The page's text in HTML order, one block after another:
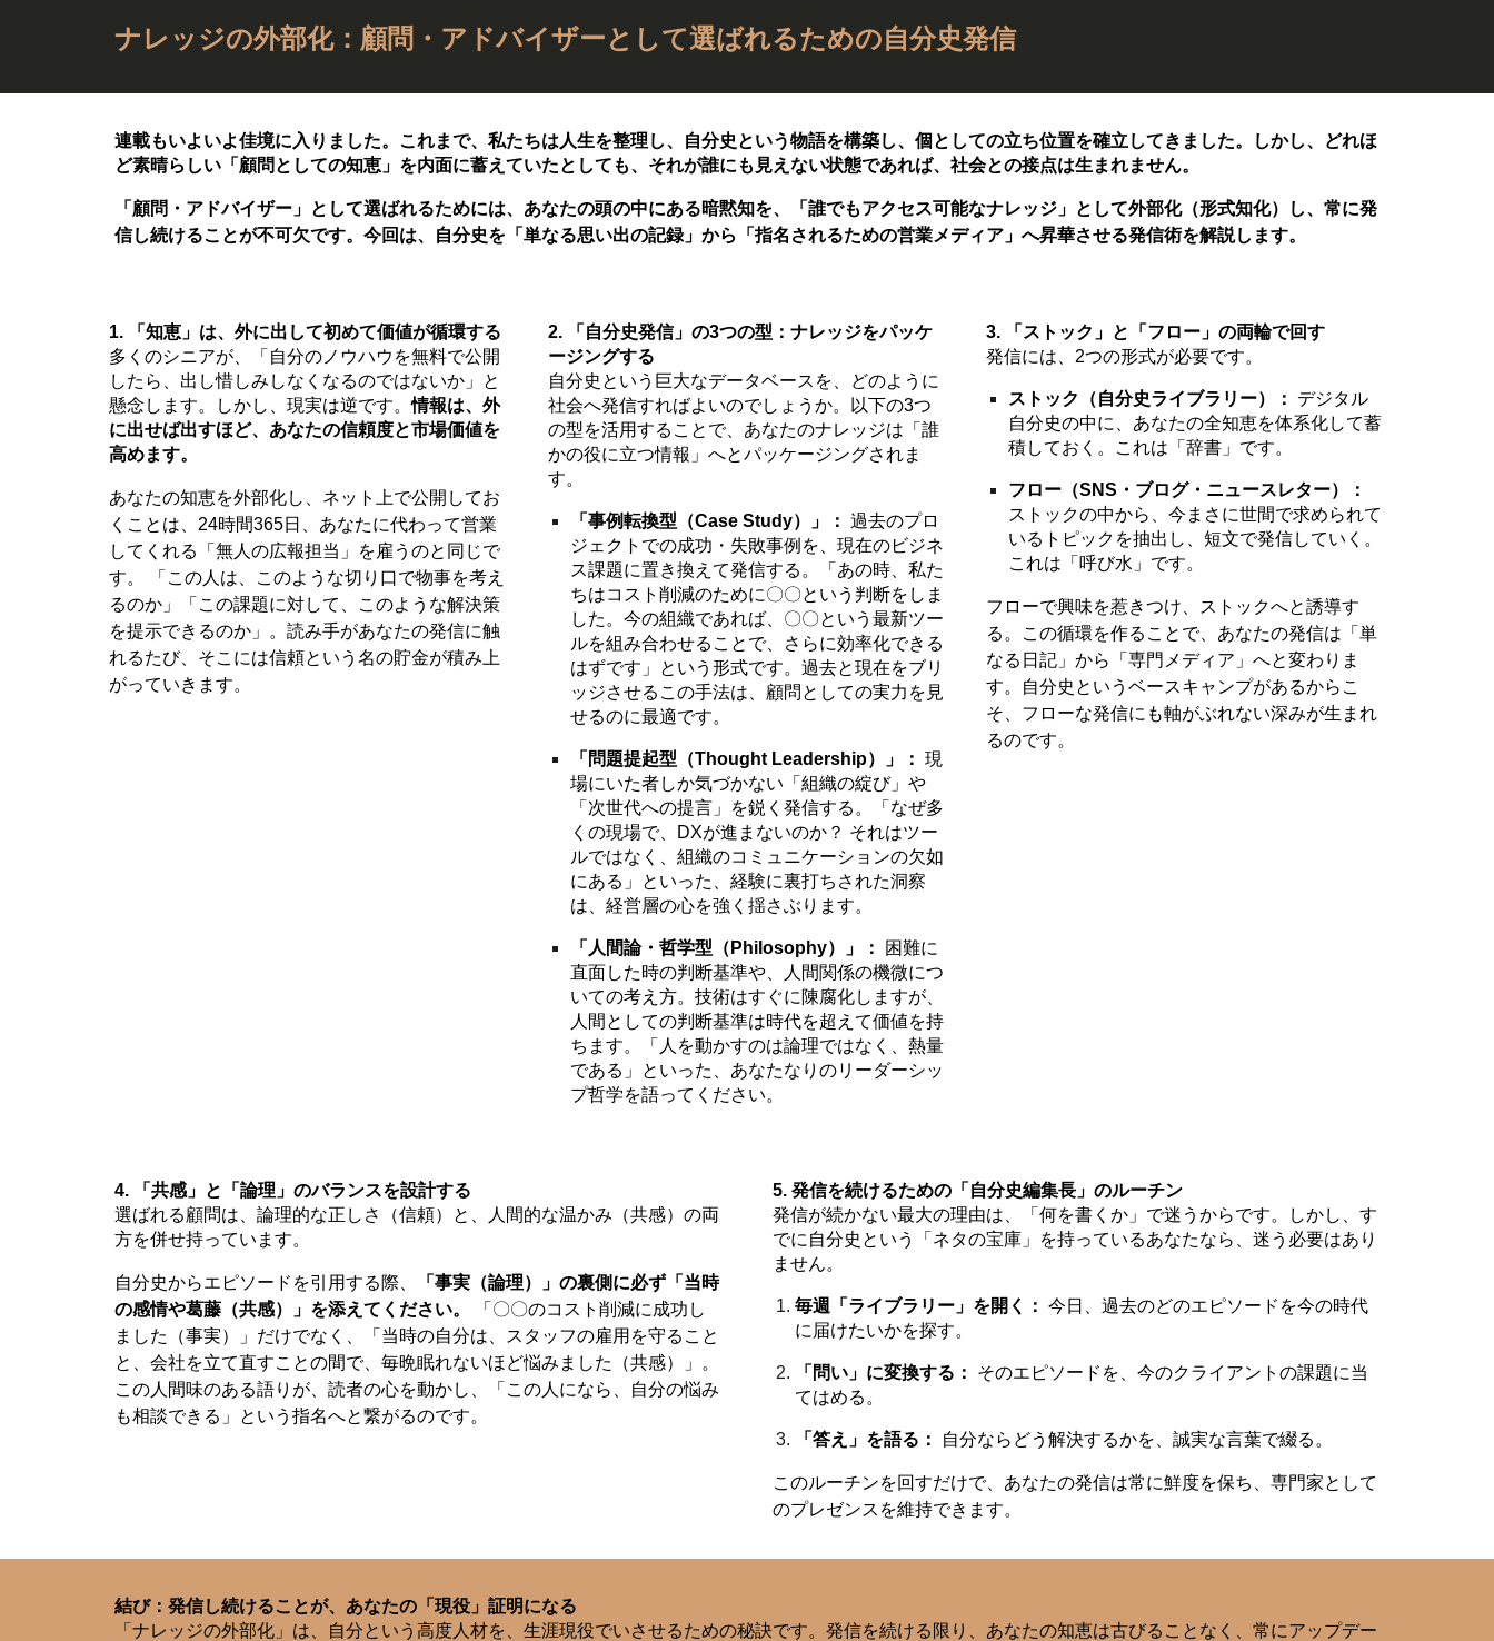
ナレッジの外部化：顧問・アドバイザーとして選ばれるための自分史発信
連載もいよいよ佳境に入りました。これまで、私たちは人生を整理し、自分史という物語を構築し、個としての立ち位置を確立してきました。しかし、どれほ
ど素晴らしい「顧問としての知恵」を内面に蓄えていたとしても、それが誰にも見えない状態であれば、社会との接点は生まれません。
「顧問・アドバイザー」として選ばれるためには、あなたの頭の中にある暗黙知を、「誰でもアクセス可能なナレッジ」として外部化（形式知化）し、常に発
信し続けることが不可欠です。今回は、自分史を「単なる思い出の記録」から「指名されるための営業メディア」へ昇華させる発信術を解説します。
1. 「知恵」は、外に出して初めて価値が循環する
多くのシニアが、「自分のノウハウを無料で公開
したら、出し惜しみしなくなるのではないか」と
懸念します。しかし、現実は逆です。情報は、外
に出せば出すほど、あなたの信頼度と市場価値を
高めます。
あなたの知恵を外部化し、ネット上で公開してお
くことは、24時間365日、あなたに代わって営業
してくれる「無人の広報担当」を雇うのと同じで
す。 「この人は、このような切り口で物事を考え
るのか」「この課題に対して、このような解決策
を提示できるのか」。読み手があなたの発信に触
れるたび、そこには信頼という名の貯金が積み上
がっていきます。
2. 「自分史発信」の3つの型：ナレッジをパッケ
ージングする
自分史という巨大なデータベースを、どのように
社会へ発信すればよいのでしょうか。以下の3つ
の型を活用することで、あなたのナレッジは「誰
かの役に立つ情報」へとパッケージングされま
す。
「事例転換型（Case Study）」： 過去のプロ
ジェクトでの成功・失敗事例を、現在のビジネ
ス課題に置き換えて発信する。「あの時、私た
ちはコスト削減のために〇〇という判断をしま
した。今の組織であれば、〇〇という最新ツー
ルを組み合わせることで、さらに効率化できる
はずです」という形式です。過去と現在をブリ
ッジさせるこの手法は、顧問としての実力を見
せるのに最適です。
「問題提起型（Thought Leadership）」： 現
場にいた者しか気づかない「組織の綻び」や
「次世代への提言」を鋭く発信する。「なぜ多
くの現場で、DXが進まないのか？ それはツー
ルではなく、組織のコミュニケーションの欠如
にある」といった、経験に裏打ちされた洞察
は、経営層の心を強く揺さぶります。
「人間論・哲学型（Philosophy）」：
困難に
直面した時の判断基準や、人間関係の機微につ
いての考え方。技術はすぐに陳腐化しますが、
人間としての判断基準は時代を超えて価値を持
ちます。「人を動かすのは論理ではなく、熱量
である」といった、あなたなりのリーダーシッ
プ哲学を語ってください。
3. 「ストック」と「フロー」の両輪で回す
発信には、2つの形式が必要です。
ストック（自分史ライブラリー）：
デジタル
自分史の中に、あなたの全知恵を体系化して蓄
積しておく。これは「辞書」です。
フロー（SNS・ブログ・ニュースレター）：
ストックの中から、今まさに世間で求められて
いるトピックを抽出し、短文で発信していく。
これは「呼び水」です。
フローで興味を惹きつけ、ストックへと誘導す
る。この循環を作ることで、あなたの発信は「単
なる日記」から「専門メディア」へと変わりま
す。自分史というベースキャンプがあるからこ
そ、フローな発信にも軸がぶれない深みが生まれ
るのです。
4. 「共感」と「論理」のバランスを設計する
選ばれる顧問は、論理的な正しさ（信頼）と、人間的な温かみ（共感）の両
方を併せ持っています。
自分史からエピソードを引用する際、
「事実（論理）」の裏側に必ず「当時
の感情や葛藤（共感）」を添えてください。
「〇〇のコスト削減に成功し
ました（事実）」だけでなく、「当時の自分は、スタッフの雇用を守ること
と、会社を立て直すことの間で、毎晩眠れないほど悩みました（共感）」。
この人間味のある語りが、読者の心を動かし、「この人になら、自分の悩み
も相談できる」という指名へと繋がるのです。
5. 発信を続けるための「自分史編集長」のルーチン
発信が続かない最大の理由は、「何を書くか」で迷うからです。しかし、す
でに自分史という「ネタの宝庫」を持っているあなたなら、迷う必要はあり
ません。
毎週「ライブラリー」を開く： 今日、過去のどのエピソードを今の時代
に届けたいかを探す。
「問い」に変換する：
そのエピソードを、今のクライアントの課題に当
てはめる。
「答え」を語る： 自分ならどう解決するかを、誠実な言葉で綴る。
このルーチンを回すだけで、あなたの発信は常に鮮度を保ち、専門家として
のプレゼンスを維持できます。
結び：発信し続けることが、あなたの「現役」証明になる
「ナレッジの外部化」は、自分という高度人材を、生涯現役でいさせるための秘訣です。発信を続ける限り、あなたの知恵は古びることなく、常にアップデー